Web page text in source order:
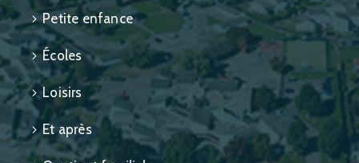
Petite enfance
Écoles
Loisirs
Et après